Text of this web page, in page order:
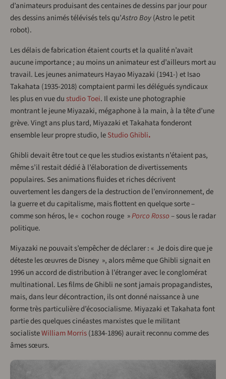
d’animateurs produisant des centaines de dessins par jour pour
des dessins animés télévisés tels qu’Astro Boy(Astro le petit
robot).
Les délais de fabrication étaient courts et la qualité n’avait
aucune importance ; au moins un animateur est d’ailleurs mort au
travail. Les jeunes animateurs Hayao Miyazaki (1941-) et Isao
Takahata (1935-2018) comptaient parmi les délégués syndicaux
les plus en vue du studio Toei. Il existe une photographie
montrant le jeune Miyazaki, mégaphone à la main, à la tête d’une
grève. Vingt ans plus tard, Miyazaki et Takahata fonderont
ensemble leur propre studio, leStudio Ghibli.
Ghibli devait être tout ce que les studios existants n’étaient pas,
même s’il restait dédié à l’élaboration de divertissements
populaires. Ses animations fluides et riches décrivent
ouvertement les dangers de la destruction de l’environnement, de
la guerre et du capitalisme, mais flottent en quelque sorte –
comme son héros, le « cochon rouge »Porco Rosso– sous le radar
politique.
Miyazaki ne pouvait s’empêcher de déclarer : « Je dois dire que je
déteste les œuvres de Disney », alors même que Ghibli signait en
1996 un accord de distribution à l’étranger avec le conglomérat
multinational. Les films de Ghibli ne sont jamais propagandistes,
mais, dans leur décontraction, ils ont donné naissance à une
forme très particulière d’écosocialisme. Miyazaki et Takahata font
partie des quelques cinéastes marxistes que le militant
socialisteWilliam Morris(1834-1896) aurait reconnu comme des
âmes sœurs.